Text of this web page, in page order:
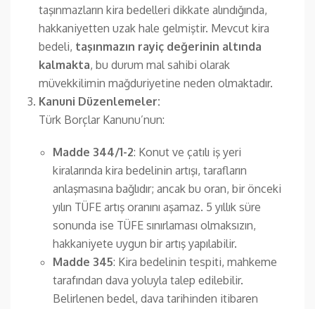
taşınmazların kira bedelleri dikkate alındığında,
hakkaniyetten uzak hale gelmiştir. Mevcut kira
bedeli, taşınmazın rayiç değerinin altında
kalmakta, bu durum mal sahibi olarak
müvekkilimin mağduriyetine neden olmaktadır.
Kanuni Düzenlemeler:
Türk Borçlar Kanunu’nun:
Madde 344/1-2: Konut ve çatılı iş yeri
kiralarında kira bedelinin artışı, tarafların
anlaşmasına bağlıdır; ancak bu oran, bir önceki
yılın TÜFE artış oranını aşamaz. 5 yıllık süre
sonunda ise TÜFE sınırlaması olmaksızın,
hakkaniyete uygun bir artış yapılabilir.
Madde 345: Kira bedelinin tespiti, mahkeme
tarafından dava yoluyla talep edilebilir.
Belirlenen bedel, dava tarihinden itibaren